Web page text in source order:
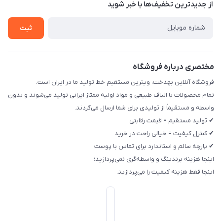
راهنما
از جدید‌ترین تخفیف‌ها با‌ خبر شوید
ثبت
مختصری درباره فروشگاه
فروشگاه آنلاین بهدخت، ویترین مستقیم خط تولید ما در ایران است.
تمام محصولات با الیاف طبیعی و مواد اولیه ممتاز ایرانی تولید می‌شوند و بدون
واسطه و مستقیماً از تولیدی برای شما ارسال می‌گردند.
✔ تولید مستقیم = قیمت رقابتی
✔ کنترل کیفیت = خیالی راحت در خرید
✔ پارچه سالم و استاندارد برای تماس با پوست
اینجا هزینه برندینگ و واسطه‌گری نمی‌پردازید؛
اینجا فقط هزینه کیفیت را می‌پردازید.